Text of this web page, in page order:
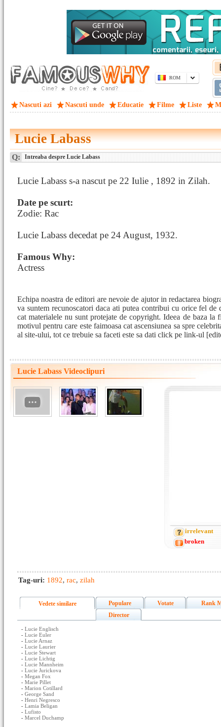
ROM
Nascuti azi Nascuti unde Educatie Filme Liste
Lucie Labass
Q: Intreaba despre Lucie Labass
Lucie Labass s-a nascut pe 22 Iulie , 1892 in Zilah.
Date pe scurt:
Zodie: Rac
Lucie Labass decedat pe 24 August, 1932.
Famous Why:
Actress
Echipa noastra de editori are nevoie de ajutor in redactarea
va suntem recunoscatori daca ati putea contribui cu orice fel de
cat materialele nu sunt protejate de copyright. Ideea de baza la
motivul pentru care este faimoasa cat ascensiunea sa spre
al site-ului, tot ce trebuie sa faceti este sa dati click pe link-ul
Lucie Labass Videoclipuri
irrelevant
broken
Tag-uri: 1892, rac, zilah
Vedete similare Populare Votate
Rank
Director
- Lucie Englisch
- Lucie Euler
- Lucie Arnaz
- Lucie Laurier
- Lucie Stewart
- Lucie Lichtig
- Lucie Mannheim
- Lucie Jurickova
- Megan Fox
- Marie Pillet
- Marion Cotillard
- George Sand
- Henri Negresco
- Lamia Beligan
- Lufisto
- Marcel Duchamp